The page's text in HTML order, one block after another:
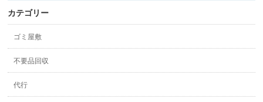
カテゴリー
ゴミ屋敷
不要品回収
代行